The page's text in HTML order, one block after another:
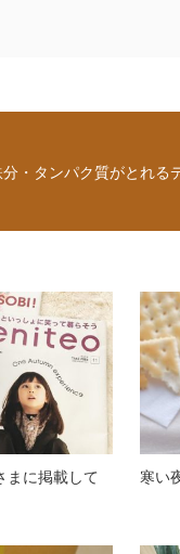
・タンパク質がとれる
に掲載して
寒い